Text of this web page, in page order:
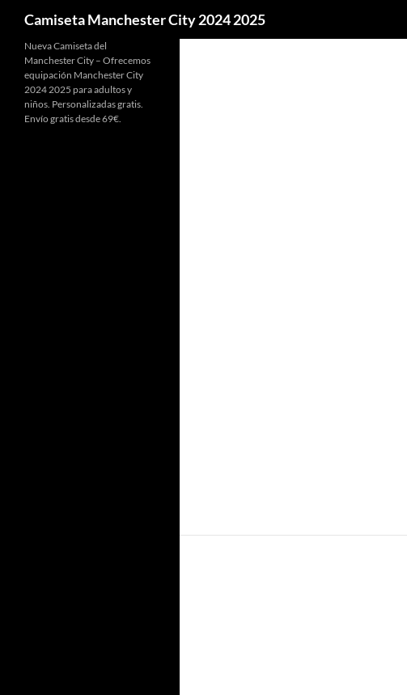
Camiseta Manchester City 2024 2025
Nueva Camiseta del
Manchester City – Ofrecemos
equipación Manchester City
2024 2025 para adultos y
niños. Personalizadas gratis.
Envío gratis desde 69€.